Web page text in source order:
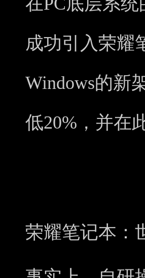
成功引入荣耀
Windows的新
低20%，并在
荣耀笔记本 ：